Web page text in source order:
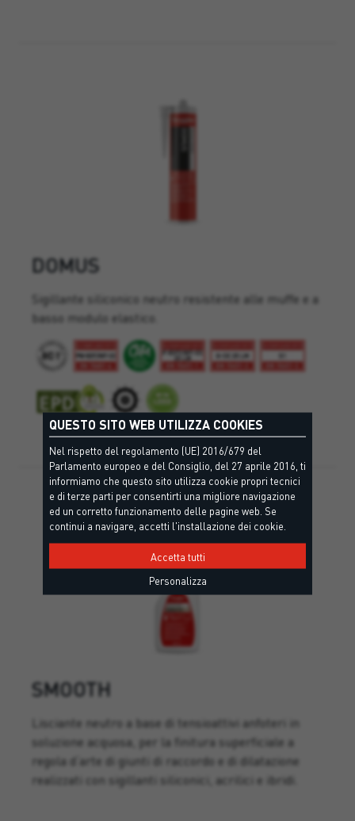
DOMUS
Sigillante siliconico neutro resistente alle muffe e a
basso modulo elastico.
SMOOTH
Lisciante neutro a base di tensioattivi anfoteri in
soluzione acquosa, per la finitura superficiale a
regola d‘arte di giunti di raccordo e di dilatazione
realizzati con sigillanti siliconici, acrilici e ibridi.
QUESTO SITO WEB UTILIZZA COOKIES
Nel rispetto del regolamento (UE) 2016/679 del
Parlamento europeo e del Consiglio, del 27 aprile 2016, ti
informiamo che questo sito utilizza cookie propri tecnici
e di terze parti per consentirti una migliore navigazione
ed un corretto funzionamento delle pagine web. Se
continui a navigare, accetti l'installazione dei cookie.
Accetta tutti
Personalizza